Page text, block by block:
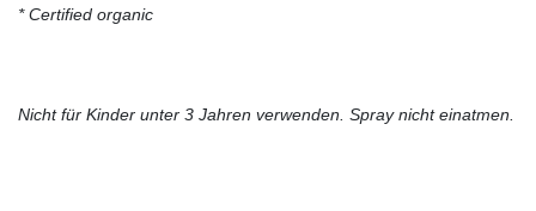
* Certified organic
Nicht für Kinder unter 3 Jahren verwenden. Spray nicht einatmen.